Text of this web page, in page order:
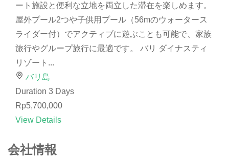
ート施設と便利な立地を両立した滞在を楽しめます。
屋外プール2つや子供用プール（56mのウォータース
ライダー付）でアクティブに遊ぶことも可能で、家族
旅行やグループ旅行に最適です。 バリ ダイナスティ
リゾート...
バリ島
Duration 3 Days
Rp5,700,000
View Details
会社情報